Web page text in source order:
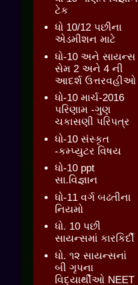
ટેક
ધો 10/12 પછીના
એડમીશન માટે
ધો-10 અને સાયન્સ
સેમ 2 અને 4 ની
આદર્શ ઉત્તરવહીઓ
ધો-10 માર્ચ-2016
પરિણામ -ગુણ
ચકાસણી પરિપત્ર
ધો-10 સંસ્કૃત
-કમ્પ્યુટર વિષય
ધો-10 ppt
સા.વિજ્ઞાન
ધો-11 વર્ગ બઢતીના
નિયમો
ધો. 10 પછી
સાયન્સમાં કારકિર્દી
ધો. ૧૨ સાયન્સનાં
બી ગૃપના
વિદ્યાર્થીઓ NEET